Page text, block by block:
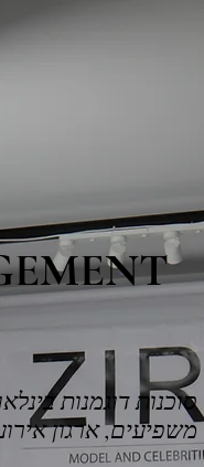
סוכנות דוגמנות
משפיעים, ארגון